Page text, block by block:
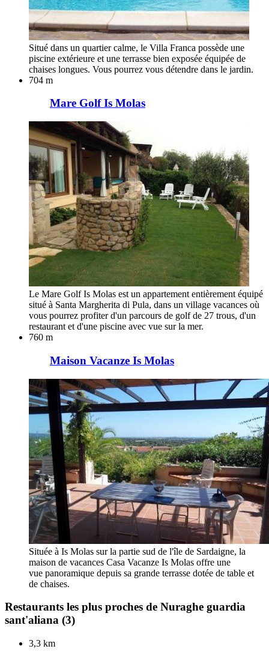
Situé dans un quartier calme, le Villa Franca possède une
piscine extérieure et une terrasse bien exposée équipée de
chaises longues. Vous pourrez vous détendre dans le jardin.
704 m
Mare Golf Is Molas
Le Mare Golf Is Molas est un appartement entièrement équipé
situé à Santa Margherita di Pula, dans un village vacances où
vous pourrez profiter d'un parcours de golf de 27 trous, d'un
restaurant et d'une piscine avec vue sur la mer.
760 m
Maison Vacanze Is Molas
Située à Is Molas sur la partie sud de l'île de Sardaigne, la
maison de vacances Casa Vacanze Is Molas offre une
vue panoramique depuis sa grande terrasse dotée de table et
de chaises.
Restaurants les plus proches de Nuraghe guardia
sant'aliana (3)
3,3 km